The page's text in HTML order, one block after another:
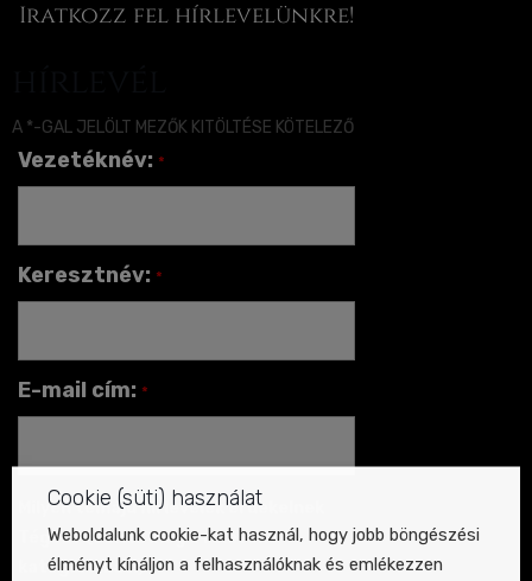
Iratkozz fel hírlevelünkre!
A *-GAL JELÖLT MEZŐK KITÖLTÉSE KÖTELEZŐ
Vezetéknév: *
Keresztnév: *
E-mail cím: *
Milyen témájú hírlevelek érdekelnek
Téged? (Jelöld meg a releváns
kategóriákat!)*
Cookie (süti) használat
Weboldalunk cookie-kat használ, hogy jobb böngészési
élményt kínáljon a felhasználóknak és emlékezzen